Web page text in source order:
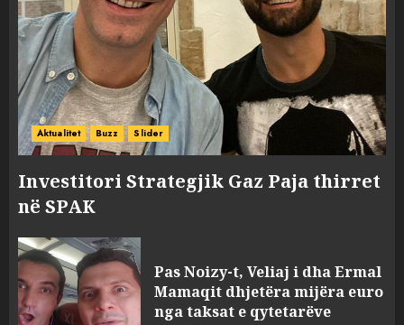
Aktualitet Buzz Slider
Investitori Strategjik Gaz Paja thirret
në SPAK
Pas Noizy-t, Veliaj i dha Ermal
Mamaqit dhjetëra mijëra euro
nga taksat e qytetarëve